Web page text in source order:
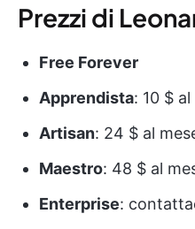
Prezzi di
Free Forever
Apprendista: 10 $
Artisan: 24 $ al
Maestro: 48 $ al
Enterprise: